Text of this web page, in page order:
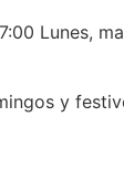
Lunes,
y